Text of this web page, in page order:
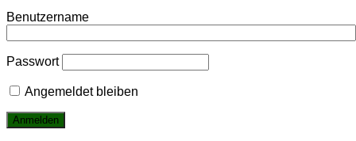
Benutzername
Passwort
Angemeldet bleiben